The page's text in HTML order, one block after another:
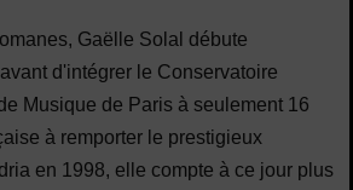
Gaëlle Solal débute
d'intégrer le Conservatoire
Musique de Paris à seulement 16
à remporter le prestigieux
en 1998, elle compte à ce jour plus